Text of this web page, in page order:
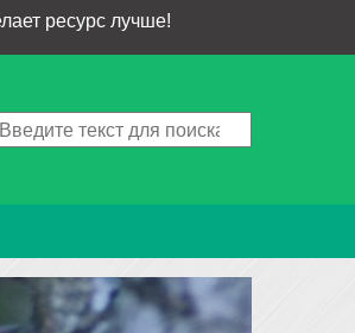
ресурс лучше!